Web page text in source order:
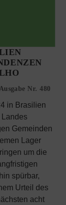
Nr. 480
in Brasilien
Gemeinden
Lager
um die
spürbar,
Urteil des
acht